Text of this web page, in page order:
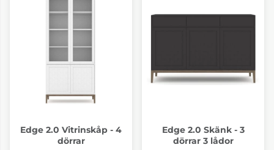
Edge 2.0 Vitrinskåp - 4
dörrar
Edge 2.0 Skänk - 3
dörrar 3 lådor